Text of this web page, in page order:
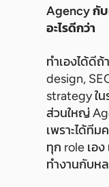
Agency กั
อะไรดีกว่า
ทำเองได้ดี
design,
strategy ใ
ส่วนใหญ่
เพราะได้ทีม
ทุก role เอ
ทำงานกับห